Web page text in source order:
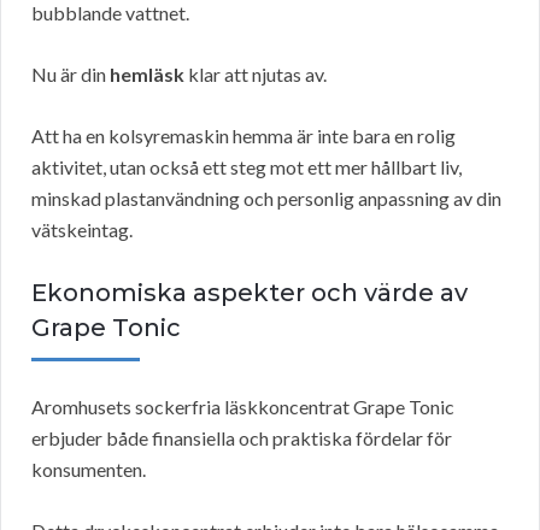
bubblande vattnet.
Nu är din hemläsk klar att njutas av.
Att ha en kolsyremaskin hemma är inte bara en rolig
aktivitet, utan också ett steg mot ett mer hållbart liv,
minskad plastanvändning och personlig anpassning av din
vätskeintag.
Ekonomiska aspekter och värde av
Grape Tonic
Aromhusets sockerfria läskkoncentrat Grape Tonic
erbjuder både finansiella och praktiska fördelar för
konsumenten.